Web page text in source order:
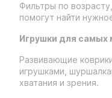
Фильтры по
помогут найти
Игрушки для самых
Развивающие
игрушками,
хватания и зрения.